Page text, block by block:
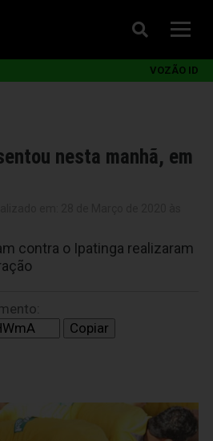
VOZÃO ID
nesta manhã, em
contra o Ipatinga realizaram
Copiar